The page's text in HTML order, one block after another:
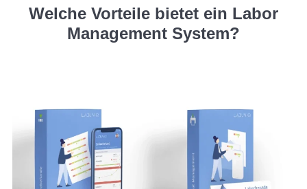
Welche Vorteile bietet ein Labor
Management System?